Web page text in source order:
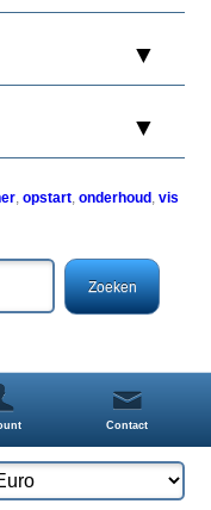
,opstart,onderhoud ,vis
Contact